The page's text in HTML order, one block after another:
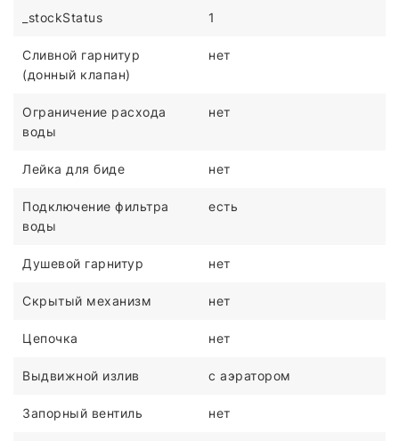
_stockStatus 1
Сливной гарнитур
(донный клапан)
нет
Ограничение расхода
воды
нет
Лейка для биде нет
Подключение фильтра
воды
есть
Душевой гарнитур нет
Скрытый механизм нет
Цепочка нет
Выдвижной излив с аэратором
Запорный вентиль нет